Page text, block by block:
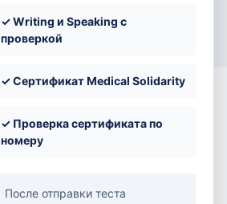
✓ Writing и Speaking с
проверкой
✓ Сертификат Medical Solidarity
✓ Проверка сертификата по
номеру
После отправки теста